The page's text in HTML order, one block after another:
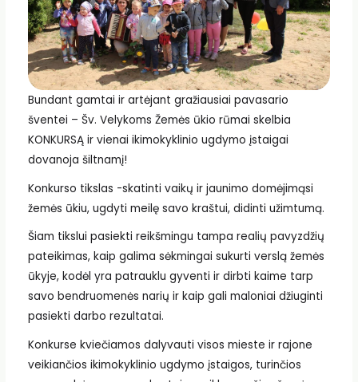
Bundant gamtai ir artėjant gražiausiai pavasario
šventei – Šv. Velykoms Žemės ūkio rūmai skelbia
KONKURSĄ ir vienai ikimokyklinio ugdymo įstaigai
dovanoja šiltnamį!
Konkurso tikslas -skatinti vaikų ir jaunimo domėjimąsi
žemės ūkiu, ugdyti meilę savo kraštui, didinti užimtumą.
Šiam tikslui pasiekti reikšmingu tampa realių pavyzdžių
pateikimas, kaip galima sėkmingai sukurti verslą žemės
ūkyje, kodėl yra patrauklu gyventi ir dirbti kaime tarp
savo bendruomenės narių ir kaip gali maloniai džiuginti
pasiekti darbo rezultatai.
Konkurse kviečiamos dalyvauti visos mieste ir rajone
veikiančios ikimokyklinio ugdymo įstaigos, turinčios